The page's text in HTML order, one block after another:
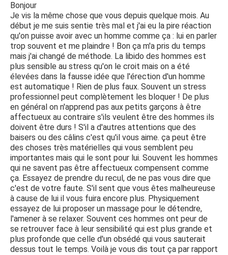
Bonjour
Je vis la même chose que vous depuis quelque mois. Au
début je me suis sentie très mal et j'ai eu la pire réaction
qu'on puisse avoir avec un homme comme ça : lui en parler
trop souvent et me plaindre ! Bon ça m'a pris du temps
mais j'ai changé de méthode. La libido des hommes est
plus sensible au stress qu'on le croit mais on a été
élevées dans la fausse idée que l'érection d'un homme
est automatique ! Rien de plus faux. Souvent un stress
professionnel peut complètement les bloquer ! De plus
en général on n'apprend pas aux petits garçons à être
affectueux au contraire s'ils veulent être des hommes ils
doivent être durs ! S'il a d'autres attentions que des
baisers ou des câlins c'est qu'il vous aime. ça peut être
des choses très matérielles qui vous semblent peu
importantes mais qui le sont pour lui. Souvent les hommes
qui ne savent pas être affectueux compensent comme
ça. Essayez de prendre du recul, de ne pas vous dire que
c'est de votre faute. S'il sent que vous êtes malheureuse
à cause de lui il vous fuira encore plus. Physiquement
essayez de lui proposer un massage pour le détendre,
l'amener à se relaxer. Souvent ces hommes ont peur de
se retrouver face à leur sensibilité qui est plus grande et
plus profonde que celle d'un obsédé qui vous sauterait
dessus tout le temps. Voilà je vous dis tout ça par rapport